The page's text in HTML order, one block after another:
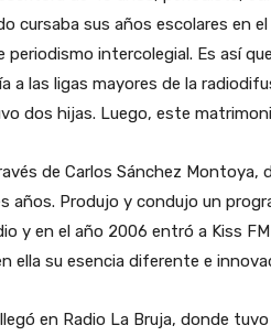
cursaba sus años escolares en
intercolegial. Es así
a las ligas mayores de la
dos hijas. Luego, este
de Carlos Sánchez Montoya,
años. Produjo y condujo un
y en el año 2006 entró a Kiss
ella su esencia diferente e
en Radio La Bruja, donde